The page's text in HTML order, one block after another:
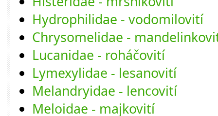
Hydrophilidae - vodomilovití
Chrysomelidae -
Lucanidae - roháčovití
Lymexylidae - lesanovití
Melandryidae - lencovití
Meloidae - majkovití